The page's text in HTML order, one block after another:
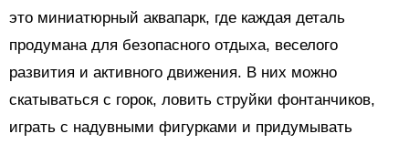
это миниатюрный аквапарк, где каждая деталь
продумана для безопасного отдыха, веселого
развития и активного движения. В них можно
скатываться с горок, ловить струйки фонтанчиков,
играть с надувными фигурками и придумывать